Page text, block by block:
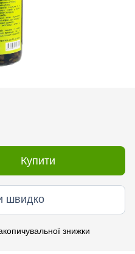
Купити
швидко
знижки